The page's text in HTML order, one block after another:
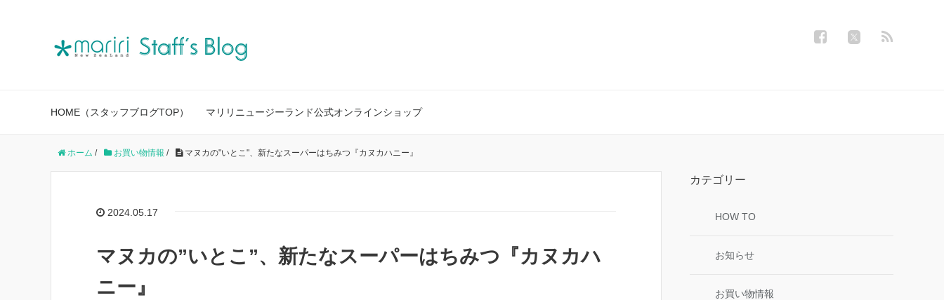
HOME（スタッフブログTOP） マリリニュージーランド公式オンラインショップ
ホーム / お買い物情報 / マヌカの"いとこ"、新たなスーパーはちみつ『カヌカハニー』
2024.05.17
マヌカの”いとこ”、新たなスーパーはちみつ『カヌカハ
ニー』
カテゴリー
HOW TO
お知らせ
お買い物情報